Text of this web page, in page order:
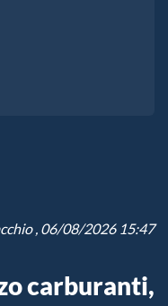
, 06/08/2026 15:47
carburanti,